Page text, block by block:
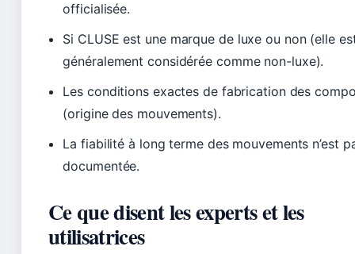
officialisée.
Si CLUSE est une marque de luxe ou non (elle
généralement considérée comme non-luxe).
Les conditions exactes de fabrication des
(origine des mouvements).
La fiabilité à long terme des mouvements n’est
documentée.
Ce que disent les experts et les
utilisatrices